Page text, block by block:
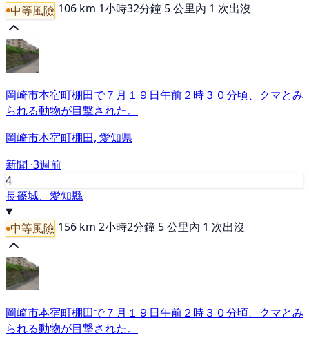
中等風險 106 km 1小時32分鐘 5 公里內 1 次出沒
岡崎市本宿町棚田で７月１９日午前２時３０分頃、クマとみ
られる動物が目撃された。
岡崎市本宿町棚田, 愛知県
新聞 ·3週前
4
長篠城、愛知縣
中等風險 156 km 2小時2分鐘 5 公里內 1 次出沒
岡崎市本宿町棚田で７月１９日午前２時３０分頃、クマとみ
られる動物が目撃された。